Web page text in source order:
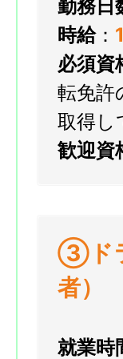
勤務日
時給： 1
必須資
転免許
取得し
歓迎資
③ド
者）
就業時